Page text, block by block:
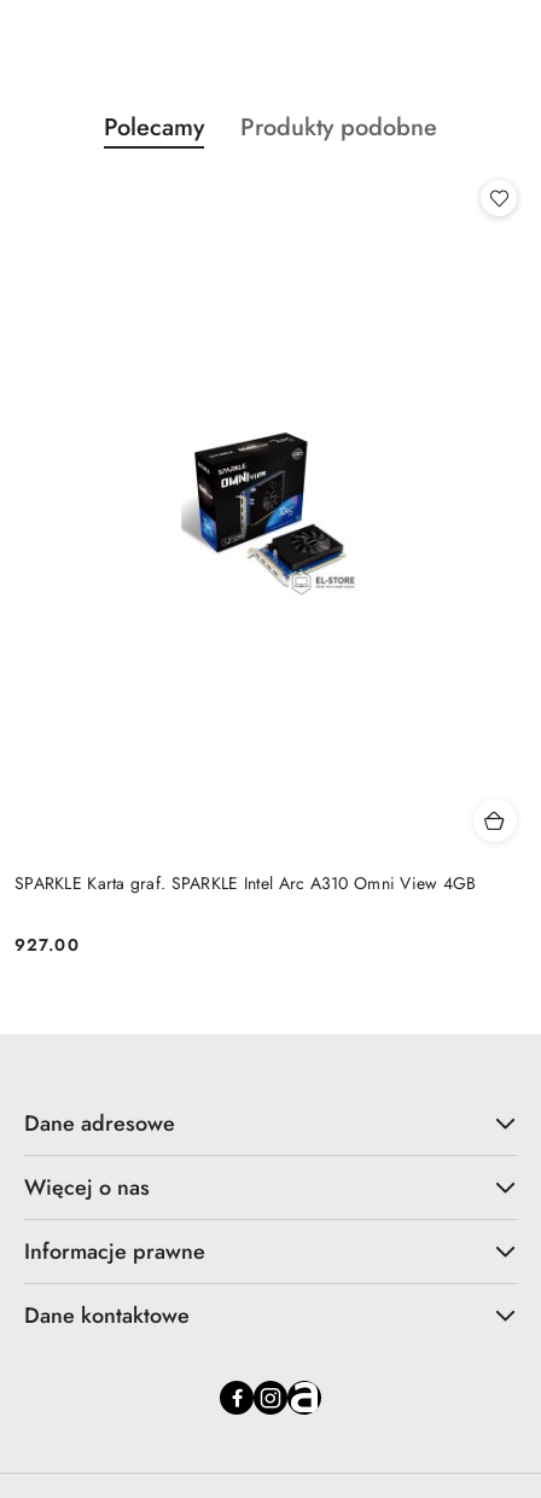
Pomiń karuzelę produktów
Produkty
o
Polecamy
Produkty
Produkty podobne
SPARKLE Karta graf. SPARKLE Intel Arc A310 Omni View 4GB
Cena:
927.00
Dane adresowe
Więcej o nas
Informacje prawne
Dane kontaktowe